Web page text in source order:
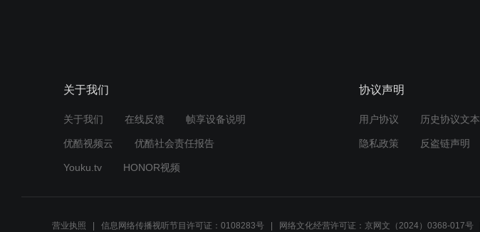
关于我们
关于我们 在线反馈 帧享设备说明
优酷视频云 优酷社会责任报告
Youku.tv HONOR视频
协议声明
用户协议 历史协议文本
隐私政策 反盗链声明
营业执照 信息网络传播视听节目许可证：0108283号 网络文化经营许可证：京网文（2024）0368-017号